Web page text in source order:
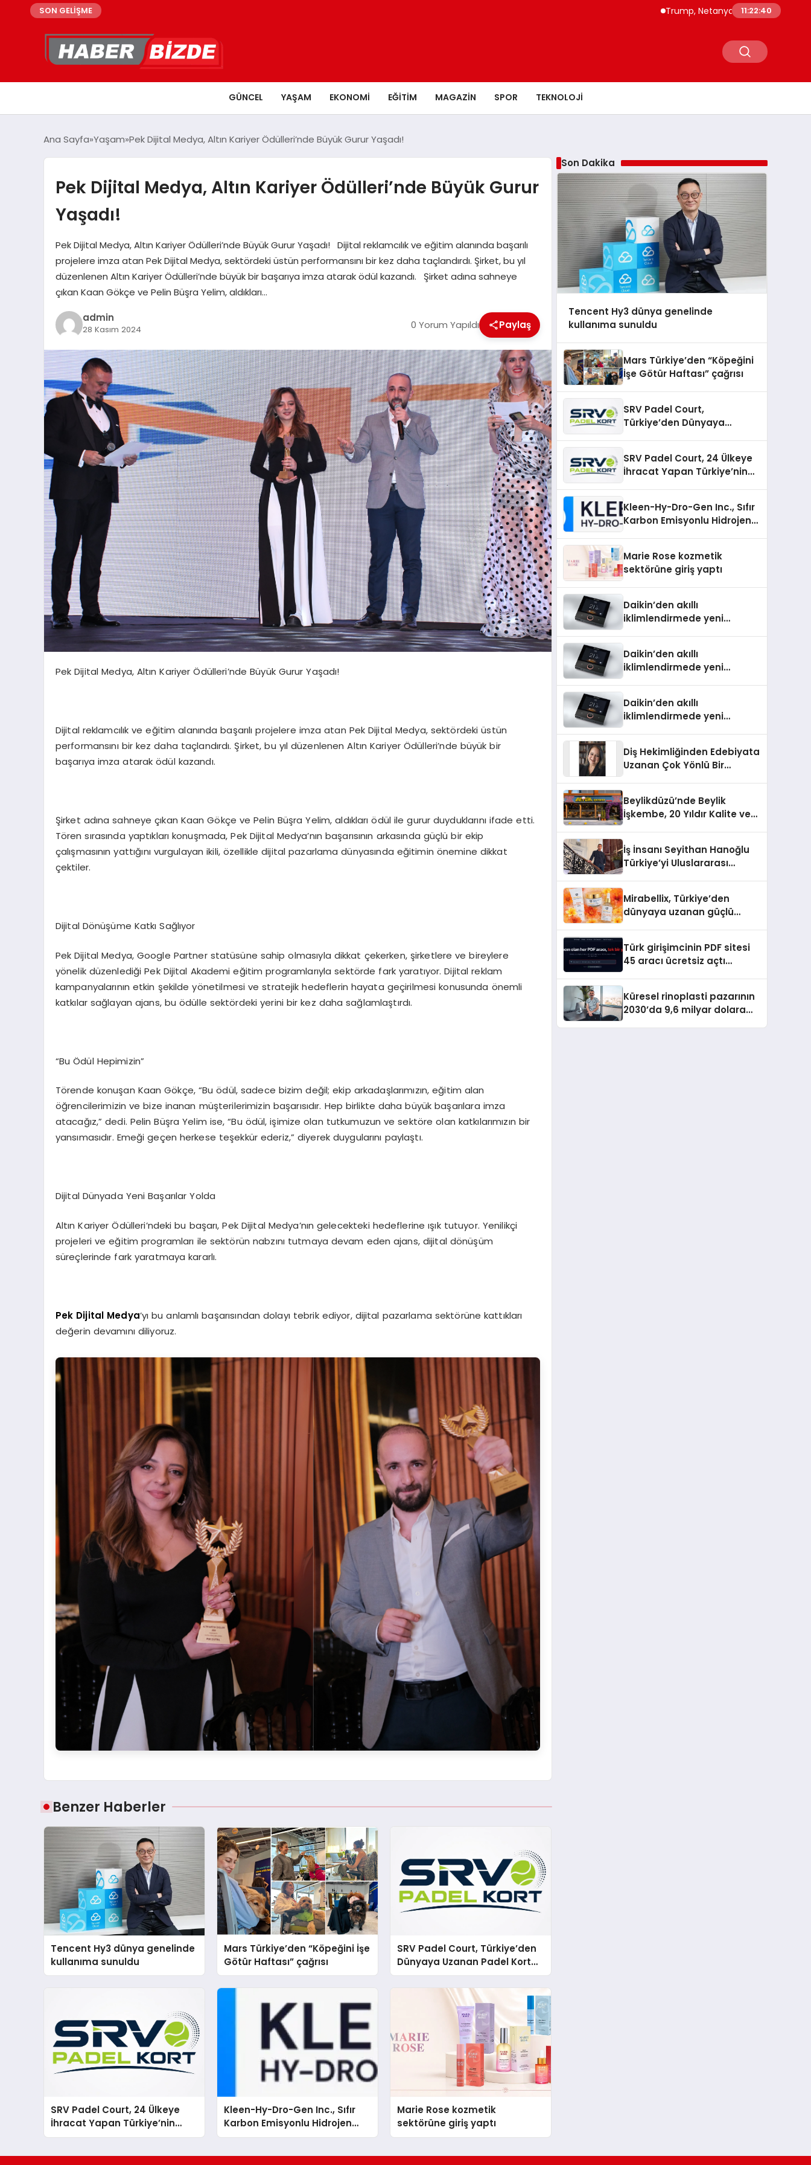
SON GELİŞME Trump, Netanyahu’ya İran Saldırılarının
11:22:42
GÜNCEL YAŞAM EKONOMI EĞITIM MAGAZIN SPOR TEKNOLOJI
Ana Sayfa Yaşam Pek Dijital Medya, Altın Kariyer Ödülleri’nde Büyük Gurur Yaşadı!
Pek Dijital Medya, Altın Kariyer Ödülleri’nde Büyük Gurur
Yaşadı!
Pek Dijital Medya, Altın Kariyer Ödülleri’nde Büyük Gurur Yaşadı! Dijital reklamcılık ve eğitim alanında başarılı
projelere imza atan Pek Dijital Medya, sektördeki üstün performansını bir kez daha taçlandırdı. Şirket, bu yıl
düzenlenen Altın Kariyer Ödülleri’nde büyük bir başarıya imza atarak ödül kazandı. Şirket adına sahneye
çıkan Kaan Gökçe ve Pelin Büşra Yelim, aldıkları…
admin
28 Kasım 2024 0 Yorum Yapıldı Paylaş
Pek Dijital Medya, Altın Kariyer Ödülleri’nde Büyük Gurur Yaşadı!
Dijital reklamcılık ve eğitim alanında başarılı projelere imza atan Pek Dijital Medya, sektördeki üstün
performansını bir kez daha taçlandırdı. Şirket, bu yıl düzenlenen Altın Kariyer Ödülleri’nde büyük bir
başarıya imza atarak ödül kazandı.
Şirket adına sahneye çıkan Kaan Gökçe ve Pelin Büşra Yelim, aldıkları ödül ile gurur duyduklarını ifade etti.
Tören sırasında yaptıkları konuşmada, Pek Dijital Medya’nın başarısının arkasında güçlü bir ekip
çalışmasının yattığını vurgulayan ikili, özellikle dijital pazarlama dünyasında eğitimin önemine dikkat
çektiler.
Dijital Dönüşüme Katkı Sağlıyor
Pek Dijital Medya, Google Partner statüsüne sahip olmasıyla dikkat çekerken, şirketlere ve bireylere
yönelik düzenlediği Pek Dijital Akademi eğitim programlarıyla sektörde fark yaratıyor. Dijital reklam
kampanyalarının etkin şekilde yönetilmesi ve stratejik hedeflerin hayata geçirilmesi konusunda önemli
katkılar sağlayan ajans, bu ödülle sektördeki yerini bir kez daha sağlamlaştırdı.
“Bu Ödül Hepimizin”
Törende konuşan Kaan Gökçe, “Bu ödül, sadece bizim değil; ekip arkadaşlarımızın, eğitim alan
öğrencilerimizin ve bize inanan müşterilerimizin başarısıdır. Hep birlikte daha büyük başarılara imza
atacağız,” dedi. Pelin Büşra Yelim ise, “Bu ödül, işimize olan tutkumuzun ve sektöre olan katkılarımızın bir
yansımasıdır. Emeği geçen herkese teşekkür ederiz,” diyerek duygularını paylaştı.
Dijital Dünyada Yeni Başarılar Yolda
Altın Kariyer Ödülleri’ndeki bu başarı, Pek Dijital Medya’nın gelecekteki hedeflerine ışık tutuyor. Yenilikçi
projeleri ve eğitim programları ile sektörün nabzını tutmaya devam eden ajans, dijital dönüşüm
süreçlerinde fark yaratmaya kararlı.
Pek Dijital Medya’yı bu anlamlı başarısından dolayı tebrik ediyor, dijital pazarlama sektörüne kattıkları
değerin devamını diliyoruz.
Benzer Haberler
Tencent Hy3 dünya genelinde
kullanıma sunuldu
Mars Türkiye’den “Köpeğini İşe
Götür Haftası” çağrısı
SRV Padel Court, Türkiye’den
Dünyaya Uzanan Padel Kort
Üretiminde Güvenin Adresi
SRV Padel Court, 24 Ülkeye
İhracat Yapan Türkiye’nin
Padel Kortu Üretim Gücü
Kleen-Hy-Dro-Gen Inc., Sıfır
Karbon Emisyonlu Hidrojen
Isıtma Teknolojisinde ISO ve
Marie Rose kozmetik
sektörüne giriş yaptı
Son Dakika
Tencent Hy3 dünya genelinde
kullanıma sunuldu
Mars Türkiye’den “Köpeğini
İşe Götür Haftası” çağrısı
SRV Padel Court,
Türkiye’den Dünyaya
SRV Padel Court, 24 Ülkeye
İhracat Yapan Türkiye’nin
Kleen-Hy-Dro-Gen Inc., Sıfır
Karbon Emisyonlu Hidrojen
Aldı
Marie Rose kozmetik
sektörüne giriş yaptı
Daikin’den akıllı
iklimlendirmede yeni
Daikin’den akıllı
iklimlendirmede yeni
Daikin’den akıllı
iklimlendirmede yeni
Diş Hekimliğinden Edebiyata
Uzanan Çok Yönlü Bir
Beylikdüzü’nde Beylik
İşkembe, 20 Yıldır Kalite ve
İş İnsanı Seyithan Hanoğlu
Türkiye’yi Uluslararası
Mirabellix, Türkiye’den
dünyaya uzanan güçlü
Türk girişimcinin PDF sitesi
45 aracı ücretsiz açtı
Küresel rinoplasti pazarının
2030’da 9,6 milyar dolara